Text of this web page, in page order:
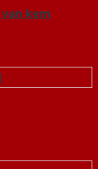
van kem